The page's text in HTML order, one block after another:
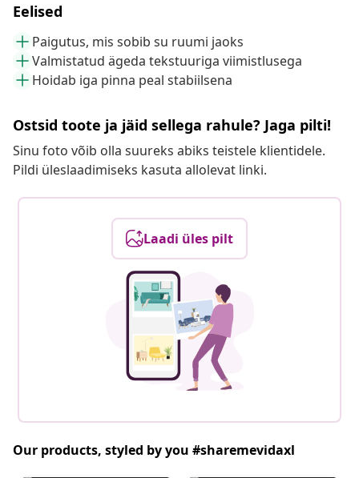
Eelised
Paigutus, mis sobib su ruumi jaoks
Valmistatud ägeda tekstuuriga viimistlusega
Hoidab iga pinna peal stabiilsena
Ostsid toote ja jäid sellega rahule? Jaga pilti!
Sinu foto võib olla suureks abiks teistele klientidele.
Pildi üleslaadimiseks kasuta allolevat linki.
Laadi üles pilt
Our products, styled by you #sharemevidaxl